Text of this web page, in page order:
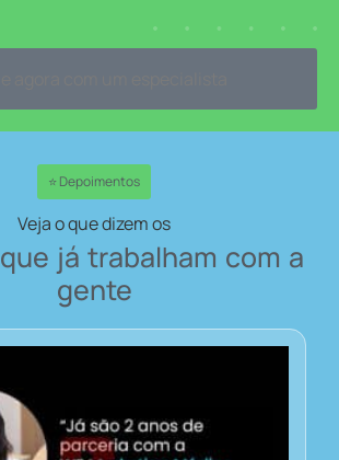
⭐ Depoimentos
Veja o que dizem os
que já trabalham com a
gente